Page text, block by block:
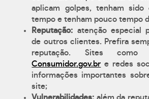
aplicam golpes, tenham sido
tempo e tenham pouco tempo
Reputação: atenção especial
de outros clientes. Prefira
reputação. Sites como
Consumidor.gov.br e redes
informações importantes
site;